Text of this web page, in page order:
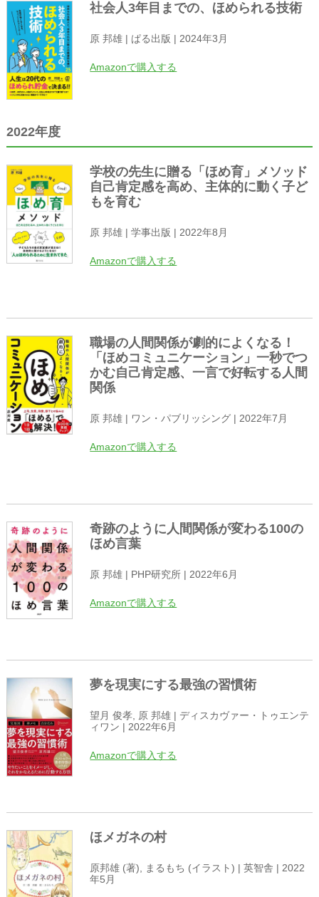
社会人3年目までの、ほめられる技術
原 邦雄 | ぱる出版 | 2024年3月
Amazonで購入する
2022年度
学校の先生に贈る「ほめ育」メソッド
自己肯定感を高め、主体的に動く子ど
もを育む
原 邦雄 | 学事出版 | 2022年8月
Amazonで購入する
職場の人間関係が劇的によくなる！
「ほめコミュニケーション」一秒でつ
かむ自己肯定感、一言で好転する人間
関係
原 邦雄 | ワン・パブリッシング | 2022年7月
Amazonで購入する
奇跡のように人間関係が変わる100の
ほめ言葉
原 邦雄 | PHP研究所 | 2022年6月
Amazonで購入する
夢を現実にする最強の習慣術
望月 俊孝, 原 邦雄 | ディスカヴァー・トゥエンテ
ィワン | 2022年6月
Amazonで購入する
ほメガネの村
原邦雄 (著), まるもち (イラスト) | 英智舎 | 2022
年5月